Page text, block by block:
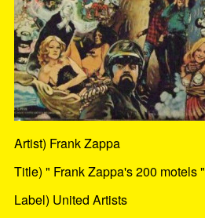
Artist) Frank Zappa
Title) " Frank Zappa's 200 motels "
Label) United Artists